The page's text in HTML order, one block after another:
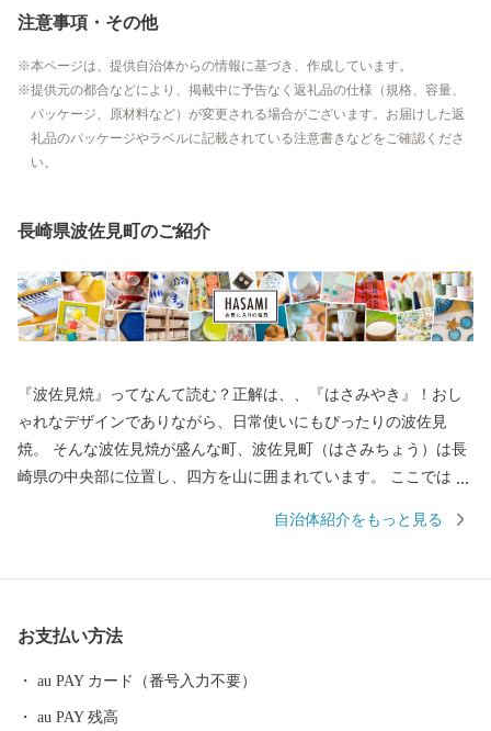
注意事項・その他
本ページは、提供自治体からの情報に基づき、作成しています。
提供元の都合などにより、掲載中に予告なく返礼品の仕様（規格、容量、
パッケージ、原材料など）が変更される場合がございます。お届けした返
礼品のパッケージやラベルに記載されている注意書きなどをご確認くださ
い。
長崎県波佐見町のご紹介
『波佐見焼』ってなんて読む？正解は、、『はさみやき』！おし
ゃれなデザインでありながら、日常使いにもぴったりの波佐見
焼。 そんな波佐見焼が盛んな町、波佐見町（はさみちょう）は長
崎県の中央部に位置し、四方を山に囲まれています。 ここでは、
な自然のなかで、お米やお茶、アスパラガスなどの農畜産業が行
こで焼かれた「くらわんか碗」が全国に出荷され、当時貴重品で
彩るおしゃれで機能的な日用和食器の一大産地として、全国的に
自治体紹介をもっと見る
お支払い方法
au PAY カード（番号入力不要）
au PAY 残高